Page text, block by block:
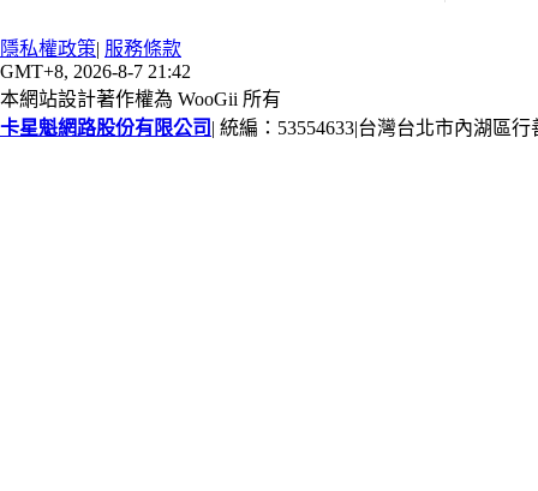
隱私權政策| 服務條款
GMT+8, 2026-8-7 21:42
本網站設計著作權為 WooGii 所有
卡星魁網路股份有限公司 | 統編：53554633|台灣台北市內湖區行